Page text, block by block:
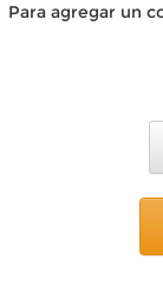
Para agregar un